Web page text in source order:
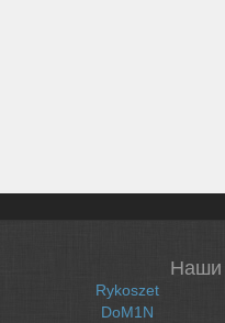
Наши
Rykoszet
DoM1N